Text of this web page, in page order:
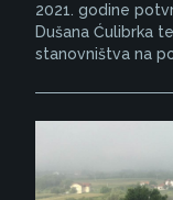
2021. godine
Dušana Ćulibrka
stanovništva na